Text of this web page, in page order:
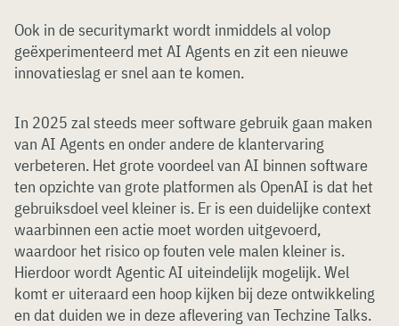
Ook in de securitymarkt wordt inmiddels al volop
geëxperimenteerd met AI Agents en zit een nieuwe
innovatieslag er snel aan te komen.
In 2025 zal steeds meer software gebruik gaan maken
van AI Agents en onder andere de klantervaring
verbeteren. Het grote voordeel van AI binnen software
ten opzichte van grote platformen als OpenAI is dat het
gebruiksdoel veel kleiner is. Er is een duidelijke context
waarbinnen een actie moet worden uitgevoerd,
waardoor het risico op fouten vele malen kleiner is.
Hierdoor wordt Agentic AI uiteindelijk mogelijk. Wel
komt er uiteraard een hoop kijken bij deze ontwikkeling
en dat duiden we in deze aflevering van Techzine Talks.